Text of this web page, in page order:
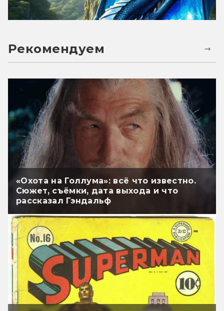
Рекомендуем
«Охота на Голлума»: всё что известно.
Сюжет, съёмки, дата выхода и что
рассказал Гэндальф